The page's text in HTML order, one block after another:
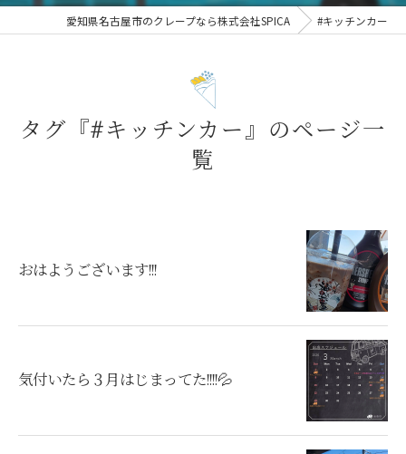
愛知県名古屋市のクレープなら株式会社SPICA #キッチンカー
タグ『#キッチンカー』のページ一
覧
おはようございます!!!
気付いたら３月はじまってた!!!!💦